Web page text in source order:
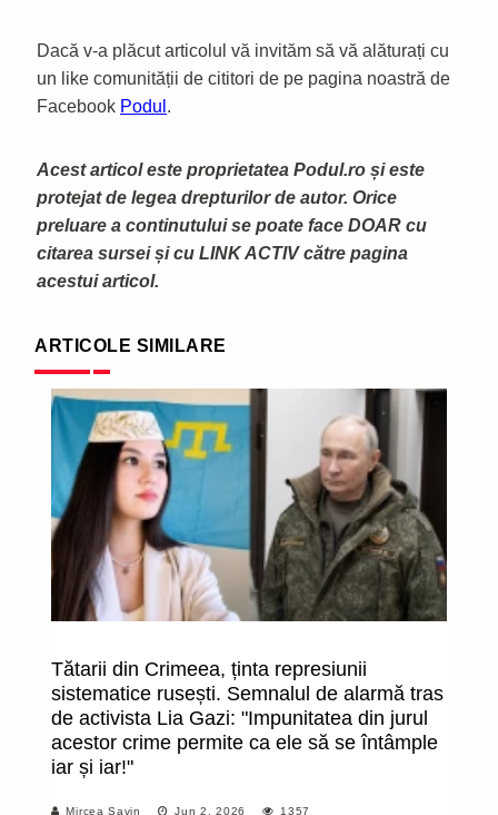
Dacă v-a plăcut articolul vă invităm să vă alăturați cu
un like comunității de cititori de pe pagina noastră de
Facebook Podul .
Acest articol este proprietatea Podul.ro și este
protejat de legea drepturilor de autor. Orice
preluare a continutului se poate face DOAR cu
citarea sursei și cu LINK ACTIV către pagina
acestui articol.
ARTICOLE SIMILARE
Tătarii din Crimeea, ținta represiunii
sistematice rusești. Semnalul de alarmă tras
de activista Lia Gazi: "Impunitatea din jurul
acestor crime permite ca ele să se întâmple
iar și iar!"
Mircea Savin Jun 2, 2026 1357